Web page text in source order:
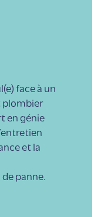
face à un
plombier
en génie
et la
panne.